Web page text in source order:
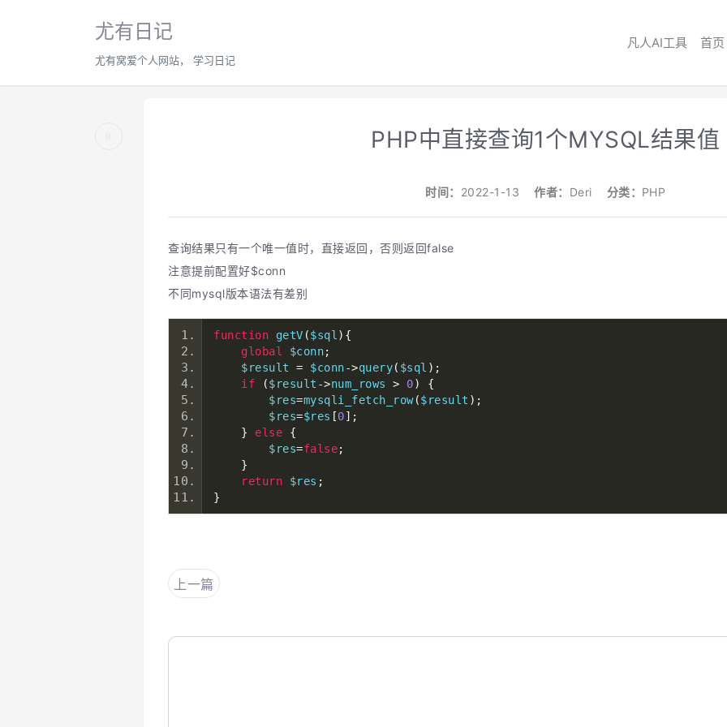
尤有日记
尤有窝爱个人网站， 学习日记
凡人AI工具 首页
PHP中直接查询1个MYSQL结果值
时间： 2022-1-13 作者： Deri 分类： PHP
查询结果只有一个唯一值时，直接返回，否则返回false
注意提前配置好$conn
不同mysql版本语法有差别
function getV ($sql ){
global
$conn;
    $result
= $conn->query( $sql );
if
($result ->num_rows > 0)
{
        $res
=mysqli_fetch_row($result );
        $res
=$res [0];
}
else
{
        $res
=false;
}
return $res ;
}
上一篇